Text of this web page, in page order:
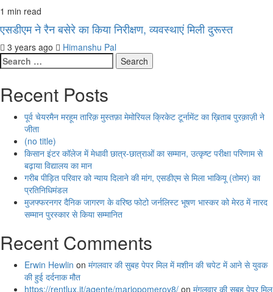
1 min read
एसडीएम ने रैन बसेरे का किया निरीक्षण, व्यवस्थाएं मिली दुरूस्त
3 years ago
Himanshu Pal
Search
for:
Recent Posts
पूर्व चेयरमैन मरहूम तारिक़ मुस्तफ़ा मेमोरियल क्रिकेट टूर्नामेंट का ख़िताब पुरक़ाज़ी ने
जीता
(no title)
किसान इंटर कॉलेज में मेधावी छात्र-छात्राओं का सम्मान, उत्कृष्ट परीक्षा परिणाम से
बढ़ाया विद्यालय का मान
गरीब पीड़ित परिवार को न्याय दिलाने की मांग, एसडीएम से मिला भाकियू (तोमर) का
प्रतिनिधिमंडल
मुजफ्फरनगर दैनिक जागरण के वरिष्ठ फोटो जर्नलिस्ट भूषण भास्कर को मेरठ में नारद
सम्मान पुरस्कार से किया सम्मानित
Recent Comments
Erwin Hewlin on मंगलवार की सुबह पेपर मिल में मशीन की चपेट में आने से युवक
की हुई दर्दनाक मौत
https://rentlux.it/agente/mariopomeroy8/ on मंगलवार की सुबह पेपर मिल